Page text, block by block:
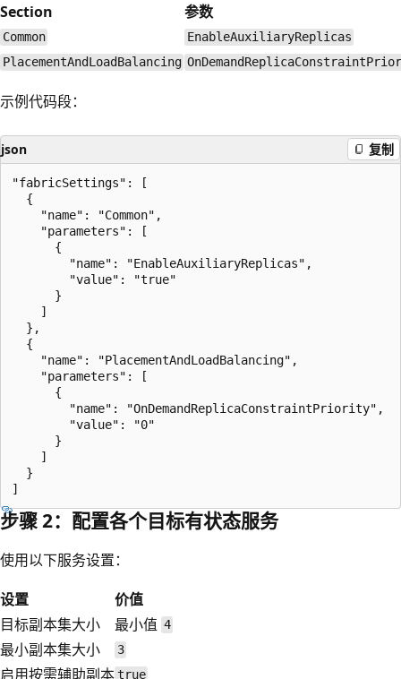
Section
参数
Common
EnableAuxiliaryReplicas
PlacementAndLoadBalancing
示例代码段：
json 复制
"fabricSettings": [
  {
    "name": "Common",
    "parameters": [
      {
        "name": "EnableAuxiliaryReplicas",
        "value": "true"
      }
    ]
  },
  {
    "name": "PlacementAndLoadBalancing",
    "parameters": [
      {
        "name": "OnDemandReplicaConstraintPriority",
        "value": "0"
      }
    ]
  }
步骤 2：配置各个目标有状态服务
使用以下服务设置：
设置
价值
目标副本集大小
最小值 4
最小副本集大小 3
启用按需辅助副本true